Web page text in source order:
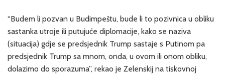
“Budem li pozvan u Budimpeštu, bude li to pozivnica u obliku
sastanka utroje ili putujuće diplomacije, kako se naziva
(situacija) gdje se predsjednik Trump sastaje s Putinom pa
predsjednik Trump sa mnom, onda, u ovom ili onom obliku,
dolazimo do sporazuma”, rekao je Zelenskij na tiskovnoj